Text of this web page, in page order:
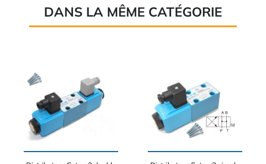
DANS LA MÊME CATÉGORIE